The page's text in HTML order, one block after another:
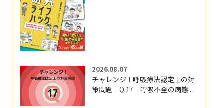
2026.08.07
チャレンジ！呼吸療法認定士の対
策問題｜Q.17｜呼吸不全の病態...